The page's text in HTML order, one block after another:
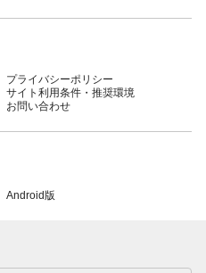
プライバシーポリシー
サイト利用条件・推奨環境
お問い合わせ
Android版